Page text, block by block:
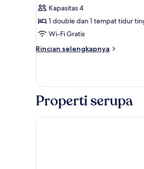
Kapasitas 4
1 double dan 1 tempat tidur
Wi-Fi Gratis
Rincian selengkapnya
Rincian
Kamar
Properti serupa
Mountain Top Park Hotel